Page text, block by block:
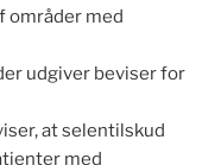
områder med
udgiver beviser for
at selentilskud
med